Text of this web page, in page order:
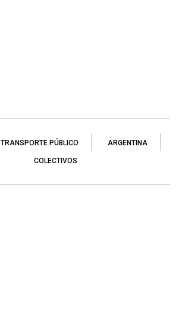
TRANSPORTE PÚBLICO ARGENTINA
COLECTIVOS